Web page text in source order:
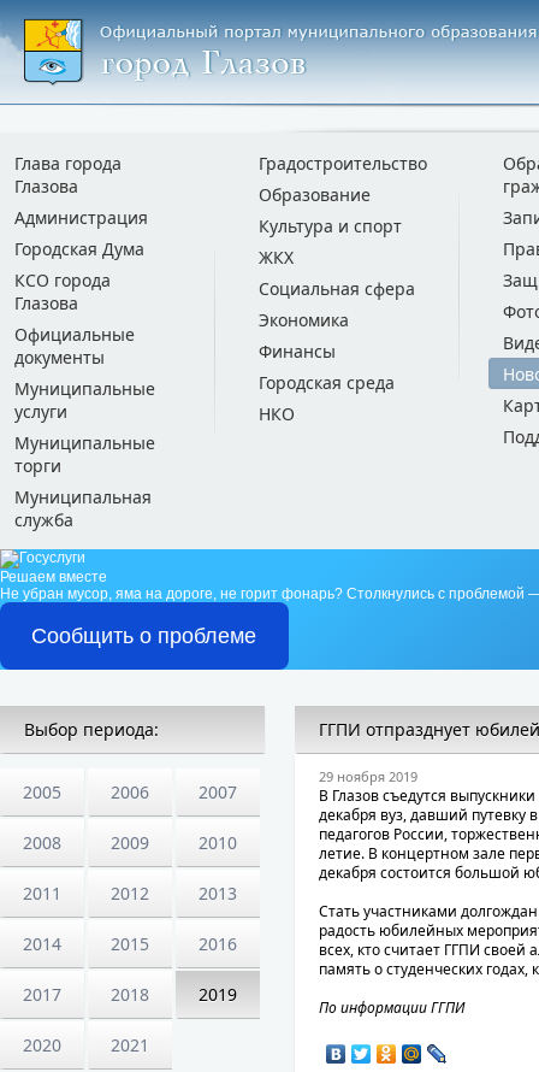
Глава города
Глазова
Администрация
Городская Дума
КСО города
Глазова
Официальные
документы
Муниципальные
услуги
Муниципальные
торги
Муниципальная
служба
Градостроительство
Образование
Культура и спорт
ЖКХ
Социальная сфера
Экономика
Финансы
Городская среда
НКО
Решаем вместе
Не убран мусор, яма на дороге, не горит фонарь? Столкнулись с проблемой
Сообщить о проблеме
Выбор периода:
2005 2006 2007
2008 2009 2010
2011 2012 2013
2014 2015 2016
2017 2018 2019
2020 2021
ГГПИ отпразднует юбилей
29 ноября 2019
В Глазов съедутся
декабря вуз, давший путевку
педагогов России,
летие. В концертном зале
декабря состоится большой
Стать участниками
радость юбилейных
всех, кто считает ГГПИ своей
память о студенческих
По информации ГГПИ